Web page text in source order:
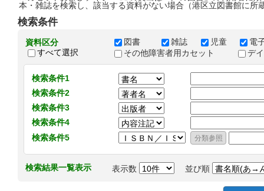
本・雑誌を検索し、該当する資料がない場合（港区立図書館に所
検索条件
資料区分
すべて選択
図書 雑誌 児童
電
その他障害者用カセット
デ
検索条件1
検索条件2
検索条件3
検索条件4
検索条件5
検索結果一覧表示 表示数 並び順